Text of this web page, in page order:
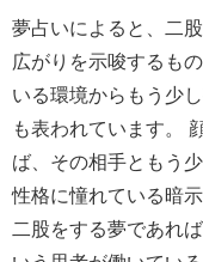
夢占いによると、二
広がりを示唆するも
いる環境からもう少
も表われています。
ば、その相手ともう
性格に憧れている暗
二股をする夢であれ